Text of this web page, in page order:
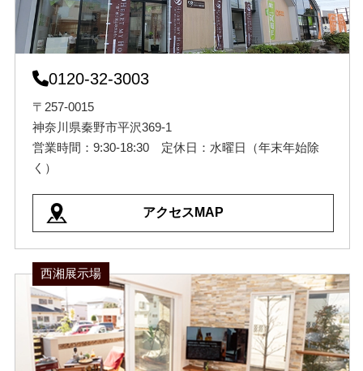
0120-32-3003
〒257-0015
神奈川県秦野市平沢369-1
営業時間：9:30-18:30 定休日：水曜日（年末年始除
く）
アクセスMAP
西湘展示場